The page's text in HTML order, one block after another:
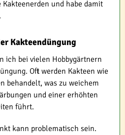
und habe damit
Kakteendüngung
ich bei vielen Hobbygärtnern
Oft werden Kakteen wie
behandelt, was zu weichem
und einer erhöhten
führt.
kann problematisch sein.